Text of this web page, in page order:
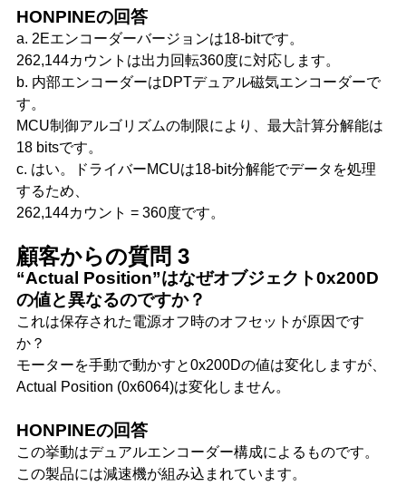
HONPINEの回答
a. 2Eエンコーダーバージョンは18-bitです。
262,144カウントは出力回転360度に対応します。
b. 内部エンコーダーはDPTデュアル磁気エンコーダーで
す。
MCU制御アルゴリズムの制限により、最大計算分解能は
18 bitsです。
c. はい。ドライバーMCUは18-bit分解能でデータを処理
するため、
262,144カウント = 360度です。
顧客からの質問 3
“Actual Position”はなぜオブジェクト0x200D
の値と異なるのですか？
これは保存された電源オフ時のオフセットが原因です
か？
モーターを手動で動かすと0x200Dの値は変化しますが、
Actual Position (0x6064)は変化しません。
HONPINEの回答
この挙動はデュアルエンコーダー構成によるものです。
この製品には減速機が組み込まれています。